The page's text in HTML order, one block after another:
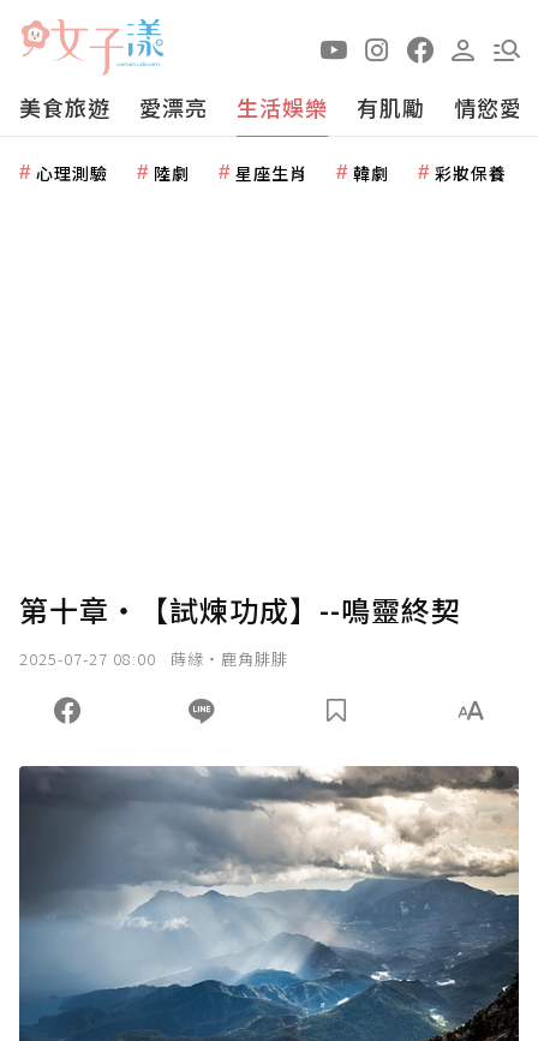
美食旅遊 愛漂亮 生活娛樂 有肌勵 情慾愛
心理測驗 陸劇 星座生肖 韓劇 彩妝保養
第十章・【試煉功成】--鳴靈終契
2025-07-27 08:00 蒔緣‧鹿角腓腓